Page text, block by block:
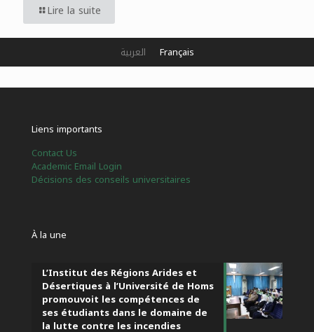
Lire la suite
Liens importants
Contact Us
Academic Email Login
Décisions des conseils universitaires
À la une
L’Institut des Régions Arides et
Désertiques à l’Université de Homs
promouvoit les compétences de
ses étudiants dans le domaine de
la lutte contre les incendies
العربية Français